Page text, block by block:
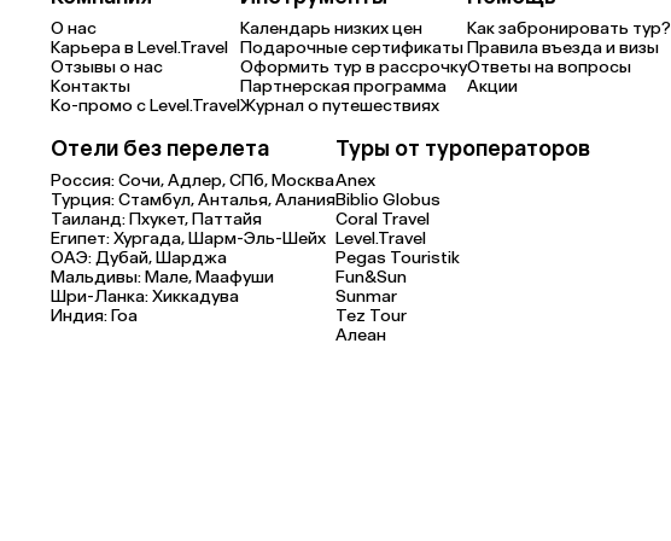
О нас
Карьера в Level.Travel
Отзывы о нас
Контакты
Ко-промо с Level.Travel
Календарь низких цен
Подарочные сертификаты
Оформить тур в рассрочку
Партнерская программа
Журнал о путешествиях
Как забронировать тур?
Правила въезда и визы
Ответы на вопросы
Акции
Отели без перелета
Россия:Сочи,Адлер,СПб,Москва
Турция:Стамбул,Анталья,Алания
Таиланд:Пхукет,Паттайя
Египет:Хургада,Шарм-Эль-Шейх
ОАЭ:Дубай,Шарджа
Мальдивы:Мале,Маафуши
Шри-Ланка:Хиккадува
Индия:Гоа
Туры от туроператоров
Anex
Biblio Globus
Coral Travel
Level.Travel
Pegas Touristik
Fun&Sun
Sunmar
Tez Tour
Алеан